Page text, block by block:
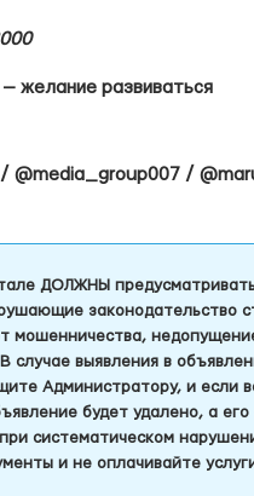
желание развиваться
/ @media_group007 /
ДОЛЖНЫ
законодательство
мошенничества,
случае выявления в
Администратору, и если
будет удалено, а
систематическом
и не оплачивайте